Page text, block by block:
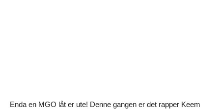
Enda en MGO låt er ute! Denne gangen er det rapper Keem